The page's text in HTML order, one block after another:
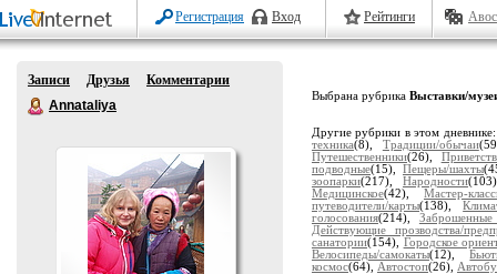
Регистрация Вход Рейтинги
Записи Друзья
Комментарии
Annataliya
Выбрана рубрика Выставки/
Другие рубрики в этом
техника(8), Традиции/обычаи
Путешественники(26),
подводные(15), Пещеры/шахты
зоопарки(217), Народности
Медицинское(42), Мастер-
путеводители/карты(138),
голосования(214), Заброшенные
Действующие прозводства/
санатории(154), Городское
Велосипеды/самокаты(12),
космос(64), Автостоп(26),